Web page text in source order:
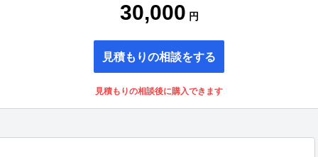
30,000 円
見積もりの相談をする
見積もりの相談後に購入できます